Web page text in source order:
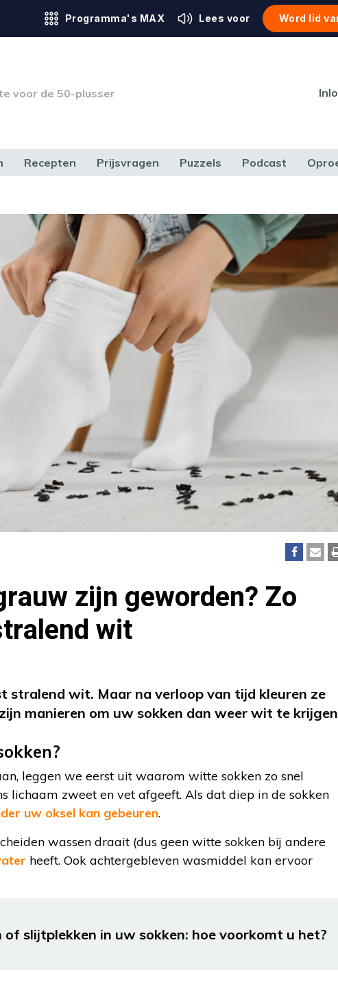
Programma's MAX Lees voor Word lid
voor de 50-plusser
Recepten Prijsvragen Puzzels Podcast
zijn geworden? Zo
wit
stralend wit. Maar na verloop van tijd kleuren ze
manieren om uw sokken dan weer wit te
leggen we eerst uit waarom witte sokken zo snel
lichaam zweet en vet afgeeft. Als dat diep in de sokken
uw oksel kan gebeuren.
wassen draait (dus geen witte sokken bij andere
heeft. Ook achtergebleven wasmiddel kan ervoor
of slijtplekken in uw sokken: hoe voorkomt u het?